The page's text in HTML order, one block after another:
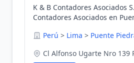
K & B Contadores Asociados
Contadores Asociados en
Perú > Lima > Puente
Cl Alfonso Ugarte Nro 139